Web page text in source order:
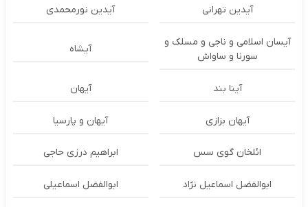
آیدین تهرانی آیدین نورمحمدی
آیسان اسلامی و ناجی و مسلک و
سورنا و ساواش
آیشاه
آینا بند آیهان
آیهان بزازی آیهان و پارسیا
ائلخان گوی سس ابراهیم درزی حاجی
ابوالفضل اسماعیل نژاد ابوالفضل اسماعیلی